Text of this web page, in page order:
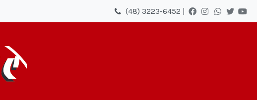
(48) 3223-6452 |